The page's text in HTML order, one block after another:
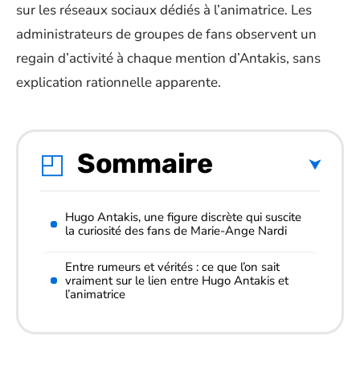
sur les réseaux sociaux dédiés à l’animatrice. Les
administrateurs de groupes de fans observent un
regain d’activité à chaque mention d’Antakis, sans
explication rationnelle apparente.
Sommaire
Hugo Antakis, une figure discrète qui suscite
la curiosité des fans de Marie-Ange Nardi
Entre rumeurs et vérités : ce que l’on sait
vraiment sur le lien entre Hugo Antakis et
l’animatrice